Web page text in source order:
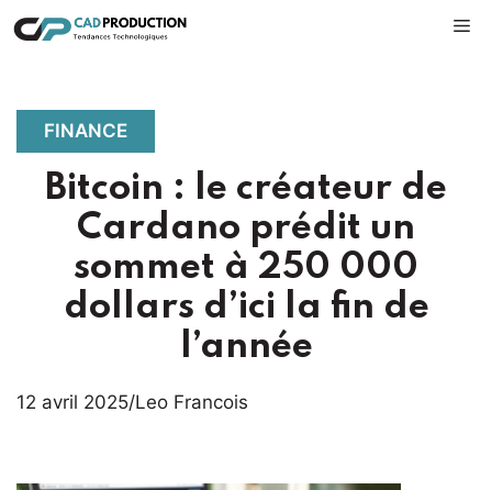
Aller
au
FINANCE
Bitcoin : le créateur de
Cardano prédit un
sommet à 250 000
dollars d’ici la fin de
l’année
12 avril 2025/Leo Francois